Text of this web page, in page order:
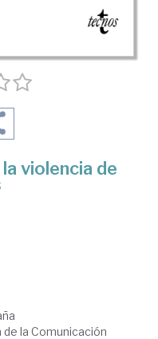
violencia de
la Comunicación